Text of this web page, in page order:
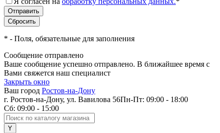
* - Поля, обязательные для заполнения
Сообщение отправлено
Ваше сообщение успешно отправлено. В ближайшее время с
Вами свяжется наш специалист
Закрыть окно
Ваш город Ростов-на-Дону
г. Ростов-на-Дону, ул. Вавилова 56Пн-Пт: 09:00 - 18:00
Сб: 09:00 - 15:00